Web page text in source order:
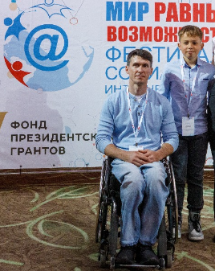
Деятельность